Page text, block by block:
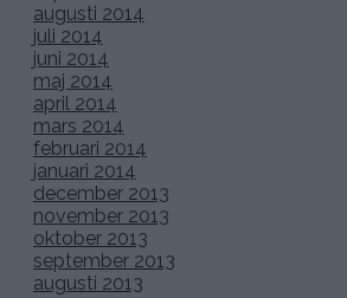
augusti 2014
juli 2014
juni 2014
maj 2014
april 2014
mars 2014
februari 2014
januari 2014
december 2013
november 2013
oktober 2013
september 2013
augusti 2013